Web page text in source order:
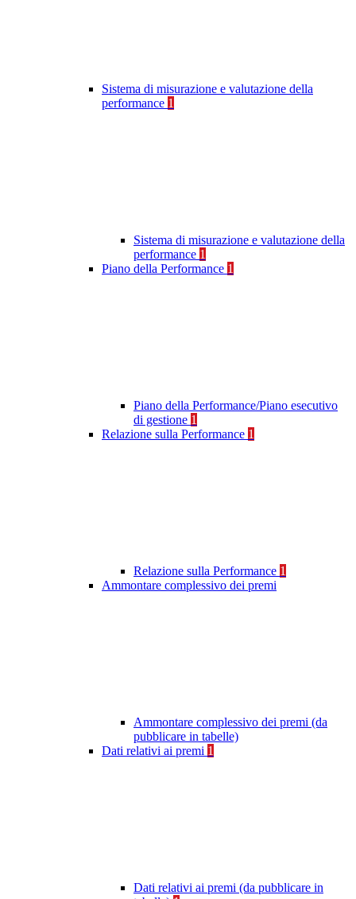
Sistema di misurazione e valutazione della
performance 1
Sistema di misurazione e valutazione della
performance 1
Piano della Performance 1
Piano della Performance/Piano esecutivo
di gestione 1
Relazione sulla Performance 1
Relazione sulla Performance 1
Ammontare complessivo dei premi
Ammontare complessivo dei premi (da
pubblicare in tabelle)
Dati relativi ai premi 1
Dati relativi ai premi (da pubblicare in